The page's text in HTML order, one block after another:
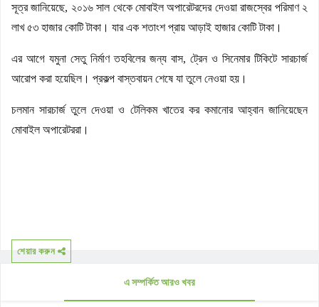
সূত্র জানিয়েছে, ২০১৬ সাল থেকে মোবাইল অপারেটরদের দেওয়া রাজস্বের পরিমাণ ২
লাখ ৫৩ হাজার কোটি টাকা। যার এক শতাংশ প্রায় আড়াই হাজার কোটি টাকা।
এর আগে যমুনা সেতু নির্মাণ তহবিলের জন্য বাস, ট্রেন ও সিনেমার টিকিটে সারচার্জ
আরোপ করা হয়েছিল। প্রকল্প বাস্তবায়ন শেষে যা তুলে নেওয়া হয়।
চলমান সারচার্জ তুলে দেওয়া ও টেলিকম খাতের কর কমানোর আহ্বান জানিয়েছেন
মোবাইল অপারেটররা।
শেয়ার করুন
এ সম্পর্কিত আরও খবর